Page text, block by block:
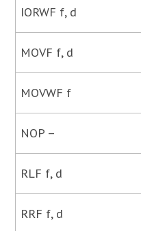
IORWF f, d
MOVF f, d
MOVWF f
NOP –
RLF f, d
RRF f, d